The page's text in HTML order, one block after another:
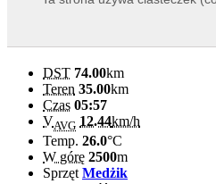
DST 74.00km
Teren 35.00km
Czas 05:57
VAVG 12.44km/h
Temp. 26.0°C
W górę 2500m
Sprzęt Medżik